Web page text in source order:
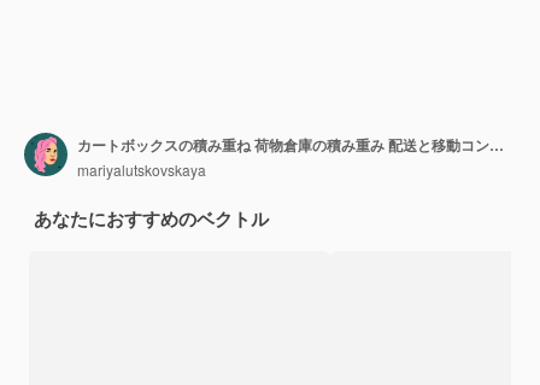
カートボックスの積み重ね 荷物倉庫の積み重み 配送と移動コンテナ 手描きのパッケージ 積み重な 紙箱 パーセル カートゥーン フラット 孤立 ベクトル イラストセット
mariyalutskovskaya
あなたにおすすめのベクトル